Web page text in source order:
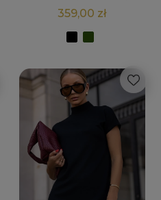
359,00 zł